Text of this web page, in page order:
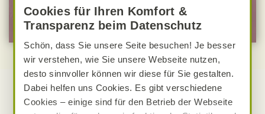
Cookies für Ihren Komfort &
Transparenz beim Datenschutz
Schön, dass Sie unsere Seite besuchen! Je besser
wir verstehen, wie Sie unsere Webseite nutzen,
desto sinnvoller können wir diese für Sie gestalten.
Dabei helfen uns Cookies. Es gibt verschiedene
Cookies – einige sind für den Betrieb der Webseite
… mich zu Mein Alnatura anmelden